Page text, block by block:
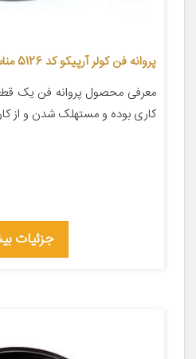
پروانه فن کولر آرپیکو کد 5126 مناسب برای تیبا
معرفی محصول پروانه فن یک
کاری بوده و مستهلک شدن و از
جزئیات